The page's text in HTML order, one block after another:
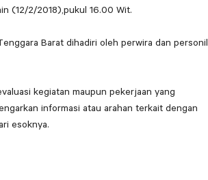
(12/2/2018),pukul 16.00 Wit.
Barat dihadiri oleh perwira dan personil
kegiatan maupun pekerjaan yang
informasi atau arahan terkait dengan
esoknya.